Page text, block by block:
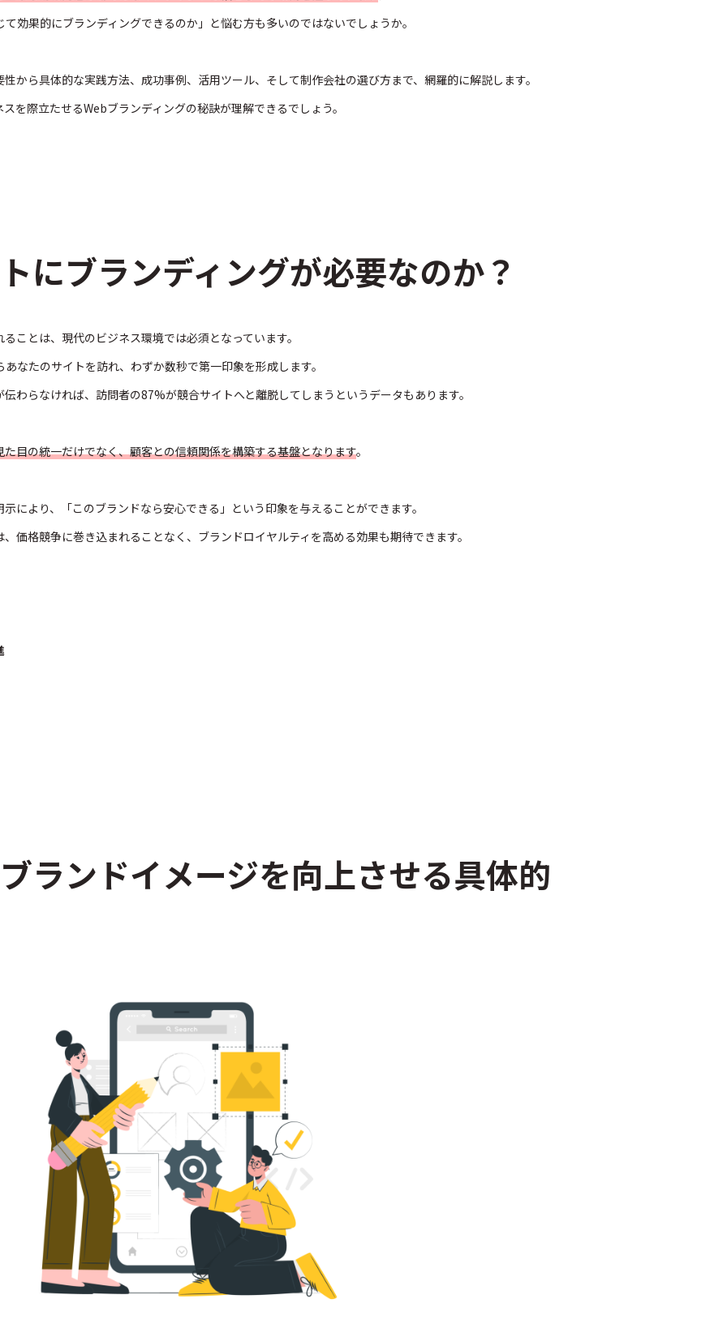
効果的にブランディングできるのか」と悩む方も多いのではないでしょうか。
から具体的な実践方法、成功事例、活用ツール、そして制作会社の選び方まで、網羅的に解説します。
を際立たせるWebブランディングの秘訣が理解できるでしょう。
にブランディングが必要なのか？
ことは、現代のビジネス環境では必須となっています。
なたのサイトを訪れ、わずか数秒で第一印象を形成します。
わらなければ、訪問者の87%が競合サイトへと離脱してしまうというデータもあります。
目の統一だけでなく、顧客との信頼関係を構築する基盤となります。
により、「このブランドなら安心できる」という印象を与えることができます。
価格競争に巻き込まれることなく、ブランドロイヤルティを高める効果も期待できます。
ランドイメージを向上させる具体的